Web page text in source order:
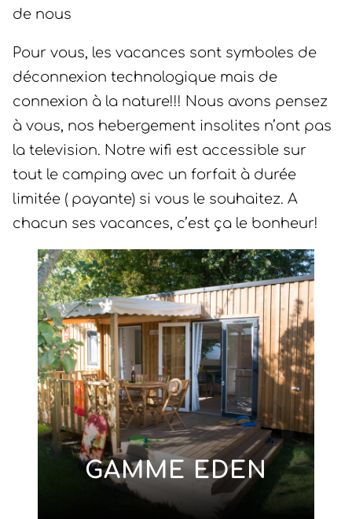
de nous
Pour vous, les vacances sont symboles de
déconnexion technologique mais de
connexion à la nature!!! Nous avons pensez
à vous, nos hebergement insolites n’ont pas
la television. Notre wifi est accessible sur
tout le camping avec un forfait à durée
limitée ( payante) si vous le souhaitez. A
chacun ses vacances, c’est ça le bonheur!
GAMME EDEN